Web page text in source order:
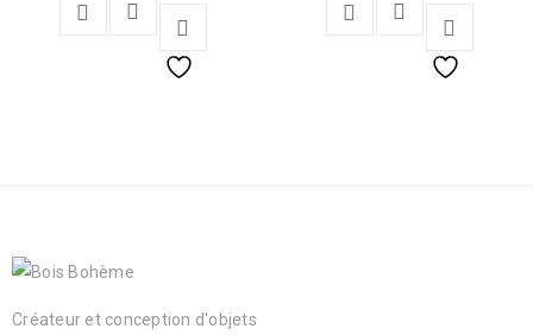
Créateur et conception d'objets